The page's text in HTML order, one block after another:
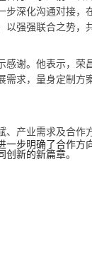
深化沟通对接
强强联合之势，
谢。他表示，
求，量身定制
产业需求及合作
步明确了合作
新的新篇章。